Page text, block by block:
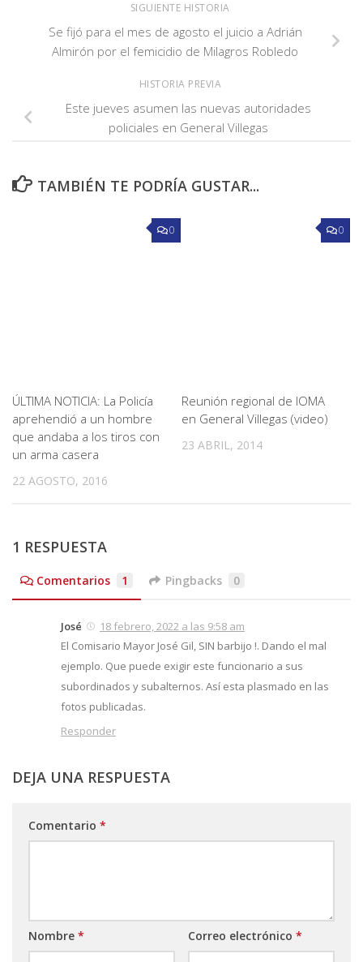
SIGUIENTE HISTORIA
Se fijó para el mes de agosto el juicio a Adrián
Almirón por el femicidio de Milagros Robledo
HISTORIA PREVIA
Este jueves asumen las nuevas autoridades
policiales en General Villegas
TAMBIÉN TE PODRÍA GUSTAR...
0
ÚLTIMA NOTICIA: La Policía
aprehendió a un hombre
que andaba a los tiros con
un arma casera
22 AGOSTO, 2016
0
Reunión regional de IOMA
en General Villegas (video)
23 ABRIL, 2014
1 RESPUESTA
Comentarios 1 Pingbacks 0
José
18 febrero, 2022 a las 9:58 am
El Comisario Mayor José Gil, SIN barbijo !. Dando el mal
ejemplo. Que puede exigir este funcionario a sus
subordinados y subalternos. Así esta plasmado en las
fotos publicadas.
Responder
DEJA UNA RESPUESTA
Comentario *
Nombre * Correo electrónico *